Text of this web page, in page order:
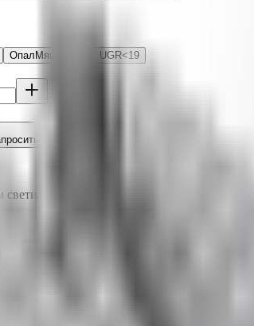
Опал Мягкий свет, UGR<19
счёт
в 3D калькуляторе